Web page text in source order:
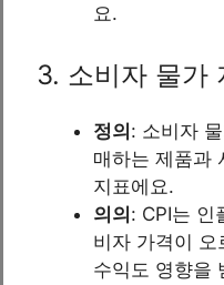
요.
3. 소비자 물가
정의 : 소비자
매하는 제품과
지표에요.
의의 : CPI는 인
비자 가격이 오
수익도 영향을